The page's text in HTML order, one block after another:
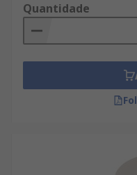
Quantidade